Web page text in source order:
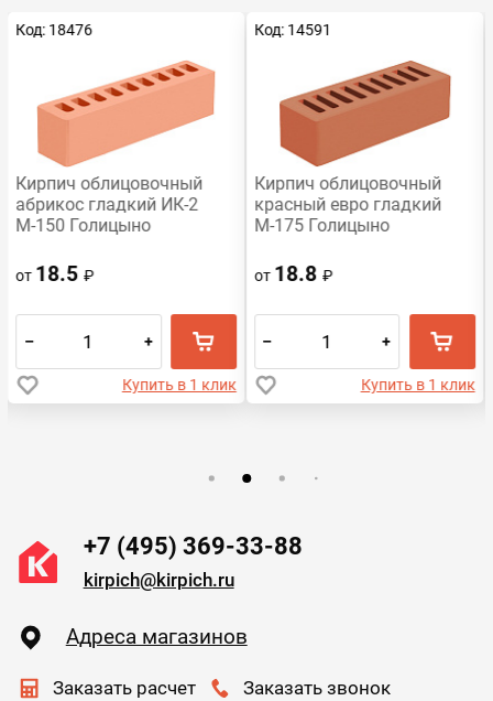
Код: 18476
Кирпич облицовочный
абрикос гладкий ИК-2
М-150 Голицыно
от 18.5₽
– +
Купить в 1 клик
Код: 14591
Кирпич облицовочный
красный евро гладкий
М-175 Голицыно
от 18.8₽
– +
Купить в 1 клик
+7 (495) 369-33-88
kirpich@kirpich.ru
Адреса магазинов
Заказать расчет Заказать звонок